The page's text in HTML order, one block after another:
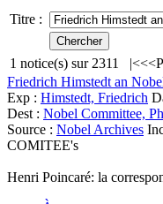
Titre :
1 notice(s) sur 2311 |<<<
Friedrich Himstedt an
Exp : Himstedt, Friedrich
Dest : Nobel Committee,
Source : Nobel Archives
COMITEE's
Henri Poincaré: la